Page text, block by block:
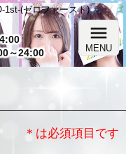
1st-(ゼロファースト)
～24:00
menu
MENU
＊は必須項目です